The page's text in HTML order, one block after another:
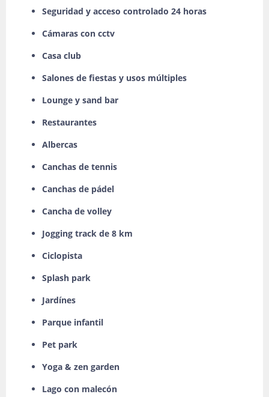
Seguridad y acceso controlado 24 horas
Cámaras con cctv
Casa club
Salones de fiestas y usos múltiples
Lounge y sand bar
Restaurantes
Albercas
Canchas de tennis
Canchas de pádel
Cancha de volley
Jogging track de 8 km
Ciclopista
Splash park
Jardínes
Parque infantil
Pet park
Yoga & zen garden
Lago con malecón